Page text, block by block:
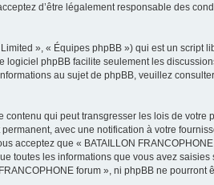
d’être légalement responsable des
», « Équipes phpBB ») qui est un script
logiciel phpBB facilite seulement les
au sujet de phpBB, veuillez
qui peut transgresser les lois de votre
avec une notification à votre
acceptez que « BATAILLON FRANCOPHONE
toutes les informations que vous avez saisies
forum », ni phpBB ne pourront